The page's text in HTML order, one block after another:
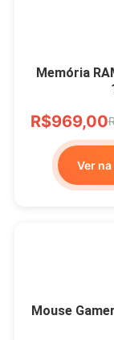
Memória
R$969,00
Ver na
Mouse